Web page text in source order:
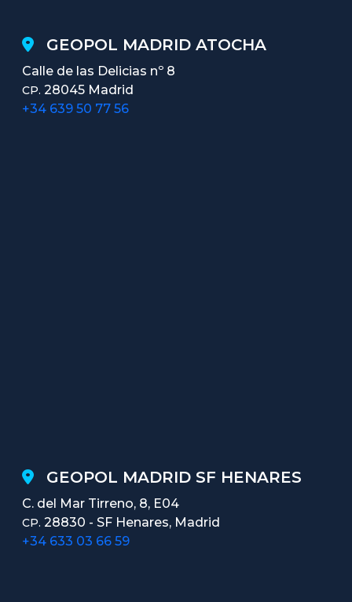
GEOPOL MADRID ATOCHA
Calle de las Delicias nº 8
CP. 28045 Madrid
+34 639 50 77 56
GEOPOL MADRID SF HENARES
C. del Mar Tirreno, 8, E04
CP. 28830 - SF Henares, Madrid
+34 633 03 66 59